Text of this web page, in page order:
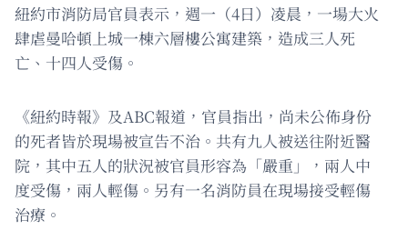
紐約市消防局官員表示，週一（4日）凌晨，一場大火
肆虐曼哈頓上城一棟六層樓公寓建築，造成三人死
亡、十四人受傷。
《紐約時報》及ABC報道，官員指出，尚未公佈身份
的死者皆於現場被宣告不治。共有九人被送往附近醫
院，其中五人的狀況被官員形容為「嚴重」，兩人中
度受傷，兩人輕傷。另有一名消防員在現場接受輕傷
治療。